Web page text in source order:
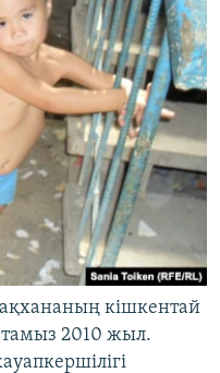
кішкентай
2010 жыл.